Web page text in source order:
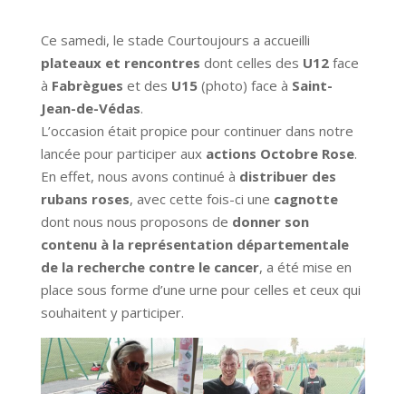
Ce samedi, le stade Courtoujours a accueilli
plateaux et rencontres dont celles des U12face
à Fabrègues et des U15 (photo) face à Saint-
Jean-de-Védas.
L’occasion était propice pour continuer dans notre
lancée pour participer aux actions Octobre Rose.
En effet, nous avons continué à distribuer des
rubans roses, avec cette fois-ci une cagnotte
dont nous nous proposons de donner son
contenu à la représentation départementale
de la recherche contre le cancer, a été mise en
place sous forme d’une urne pour celles et ceux qui
souhaitent y participer.